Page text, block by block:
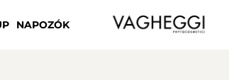
NAPOZÓK